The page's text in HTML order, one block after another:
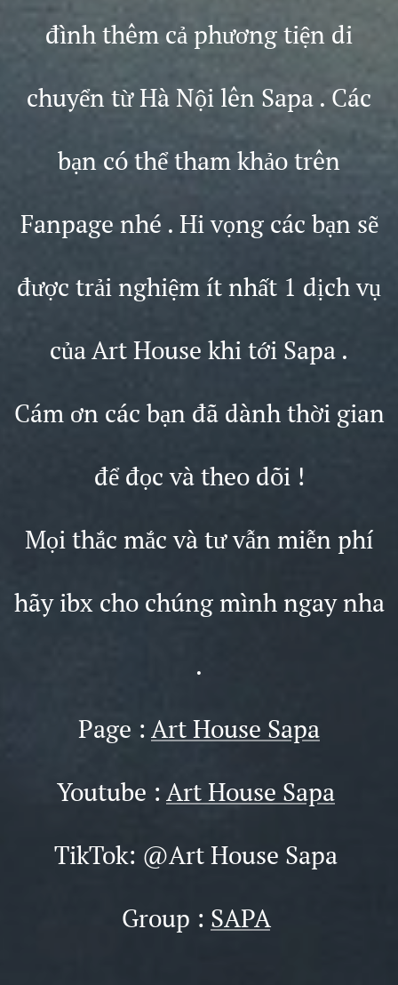
đình thêm cả phương tiện di
chuyển từ Hà Nội lên Sapa . Các
bạn có thể tham khảo trên
Fanpage nhé . Hi vọng các bạn sẽ
được trải nghiệm ít nhất 1 dịch vụ
của Art House khi tới Sapa .
Cám ơn các bạn đã dành thời gian
để đọc và theo dõi !
Mọi thắc mắc và tư vẫn miễn phí
hãy ibx cho chúng mình ngay nha
.
Page : Art House Sapa
Youtube : Art House Sapa
TikTok: @Art House Sapa
Group : SAPA